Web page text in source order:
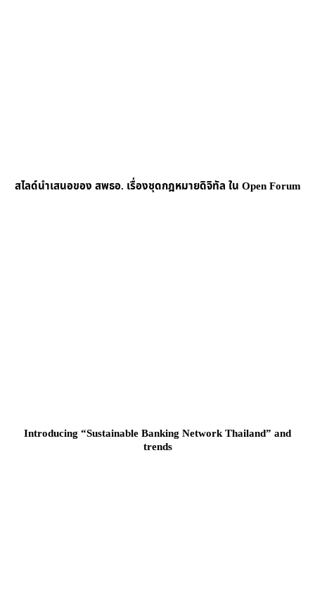
สไลด์นำเสนอของ สพธอ. เรื่องชุดกฎหมายดิจิทัล ใน Open Forum
Introducing “Sustainable Banking Network Thailand” and
trends